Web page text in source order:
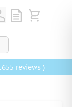
View quote,
Bekijk
reviews )